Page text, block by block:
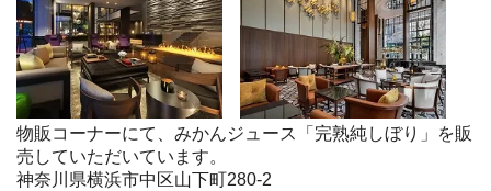
物販コーナーにて、みかんジュース「完熟純しぼり」を販
売していただいています。
神奈川県横浜市中区山下町280-2